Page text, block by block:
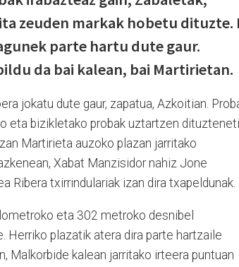
zeuden markak hobetu dituzte.
parte hartu dute gaur.
da bai kalean, bai Martirietan.
jokatu dute gaur, zapatua, Azkoitian.
eta bizikletako probak uztartzen
Martirieta auzoko plazan jarritako
Xabat Manzisidor nahiz Jone
Ribera txirrindulariak izan dira txapeldunak.
eta 302 metroko desnibel
Herriko plazatik atera dira parte hartzaile
Malkorbide kalean jarritako irteera puntuan